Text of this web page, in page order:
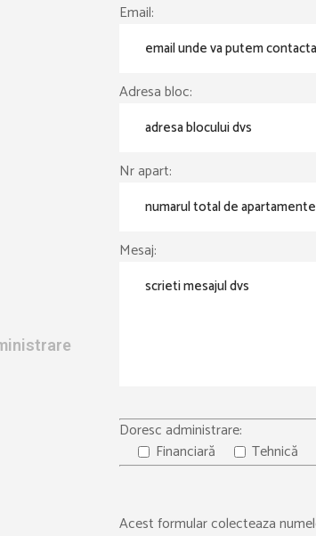
Email:
Adresa bloc:
Nr apart:
Mesaj:
Doresc administrare:
Financiară
Tehnică
Acest formular colecteaza